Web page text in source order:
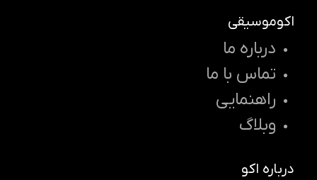
اکوموسیقی
درباره ما
تماس با ما
راهنمایی
وبلاگ
درباره اکو